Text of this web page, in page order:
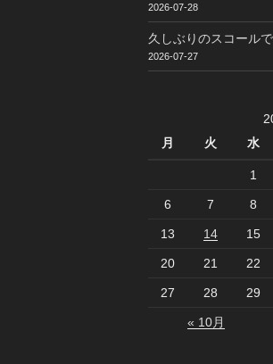
2026-07-28
久しぶりのスコール
2026-07-27
月
火 水
1
6 7 8
13 14 15
20 21 22
27 28 29
« 10月